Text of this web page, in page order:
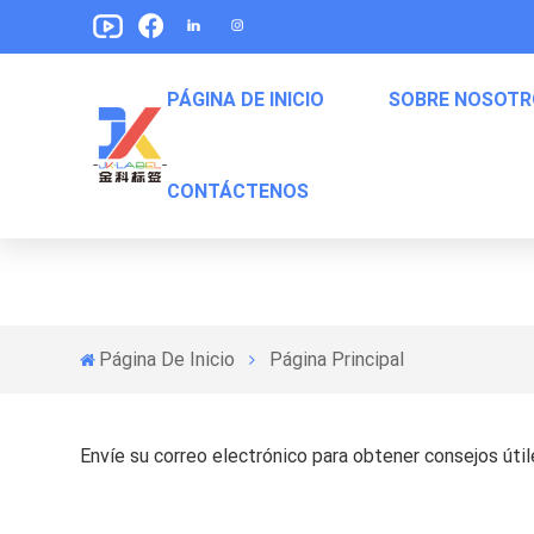
PÁGINA DE INICIO SOBRE
CONTÁCTENOS
Página De Inicio Página Principal
Envíe su correo electrónico para obtener consejos